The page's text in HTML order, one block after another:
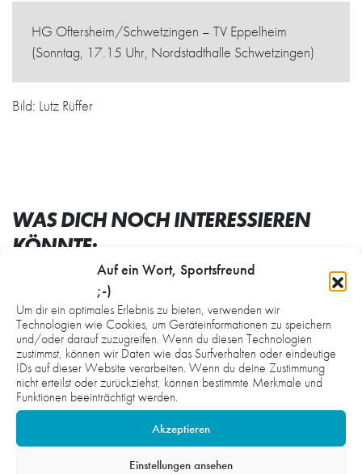
Auf ein Wort, Sportsfreund
;-)
Um dir ein optimales Erlebnis zu bieten, verwenden wir
Technologien wie Cookies, um Geräteinformationen zu speichern
und/oder darauf zuzugreifen. Wenn du diesen Technologien
zustimmst, können wir Daten wie das Surfverhalten oder eindeutige
IDs auf dieser Website verarbeiten. Wenn du deine Zustimmung
nicht erteilst oder zurückziehst, können bestimmte Merkmale und
Funktionen beeinträchtigt werden.
Akzeptieren
Einstellungen ansehen
HG Oftersheim/Schwetzingen – TV Eppelheim
(Sonntag, 17.15 Uhr, Nordstadthalle Schwetzingen)
Bild: Lutz Rüffer
WAS DICH NOCH INTERESSIEREN
KÖNNTE: